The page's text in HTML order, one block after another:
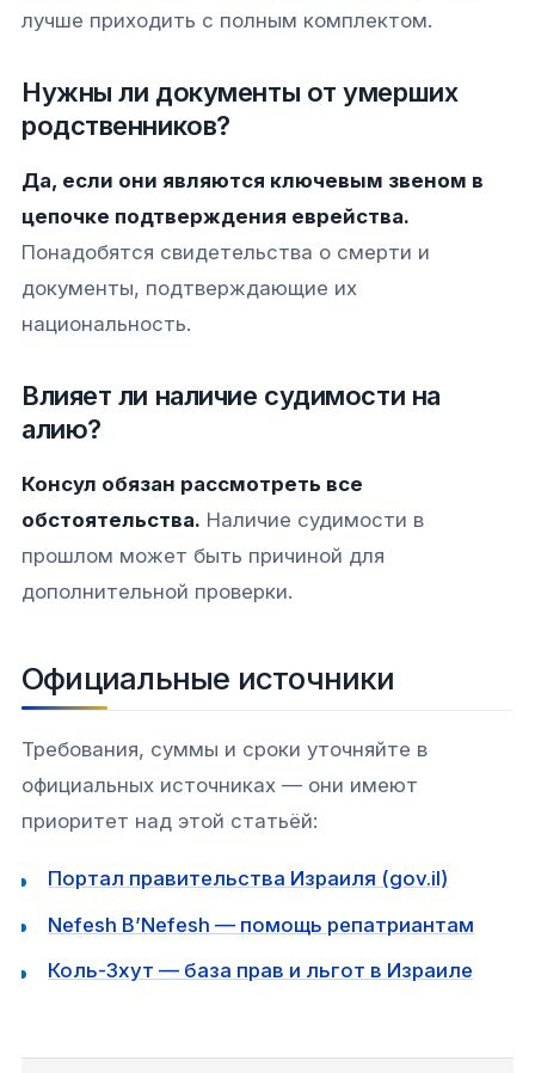
лучше приходить с полным комплектом.
Нужны ли документы от умерших
родственников?
Да, если они являются ключевым звеном в
цепочке подтверждения еврейства.
Понадобятся свидетельства о смерти и
документы, подтверждающие их
национальность.
Влияет ли наличие судимости на
алию?
Консул обязан рассмотреть все
обстоятельства. Наличие судимости в
прошлом может быть причиной для
дополнительной проверки.
Официальные источники
Требования, суммы и сроки уточняйте в
официальных источниках — они имеют
приоритет над этой статьёй:
Портал правительства Израиля (gov.il)
Nefesh B’Nefesh — помощь репатриантам
Коль-Зхут — база прав и льгот в Израиле